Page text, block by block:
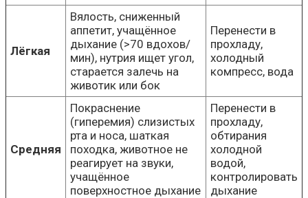
Лёгкая
Вялость, сниженный
аппетит, учащённое
дыхание (>70 вдохов/
мин), нутрия ищет угол,
старается залечь на
животик или бок
Перенести в
прохладу,
холодный
компресс, вода
Средняя
Покраснение
(гиперемия) слизистых
рта и носа, шаткая
походка, животное не
реагирует на звуки,
учащённое
поверхностное дыхание
Перенести в
прохладу,
обтирания
холодной
водой,
контролировать
дыхание